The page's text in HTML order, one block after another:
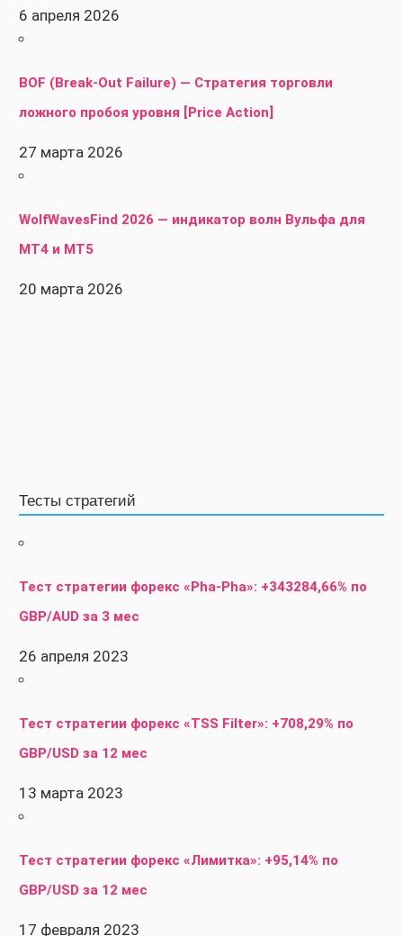
6 апреля 2026
BOF (Break-Out Failure) — Стратегия торговли
ложного пробоя уровня [Price Action]
27 марта 2026
WolfWavesFind 2026 — индикатор волн Вульфа для
MT4 и MT5
20 марта 2026
Тесты стратегий
Тест стратегии форекс «Pha-Pha»: +343284,66% по
GBP/AUD за 3 мес
26 апреля 2023
Тест стратегии форекс «TSS Filter»: +708,29% по
GBP/USD за 12 мес
13 марта 2023
Тест стратегии форекс «Лимитка»: +95,14% по
GBP/USD за 12 мес
17 февраля 2023